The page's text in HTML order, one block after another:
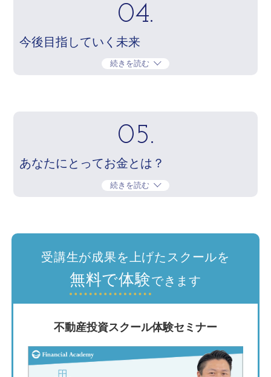
04.
今後目指していく未来
続きを読む
05.
あなたにとってお金とは？
続きを読む
受講生が成果を上げたスクールを
無料で体験できます
不動産投資スクール体験セミナー